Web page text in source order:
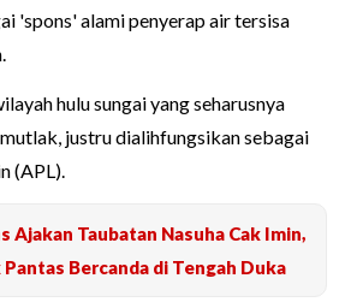
'spons' alami penyerap air tersisa
hulu sungai yang seharusnya
justru dialihfungsikan sebagai
(APL).
Ajakan Taubatan Nasuha Cak Imin,
Bercanda di Tengah Duka